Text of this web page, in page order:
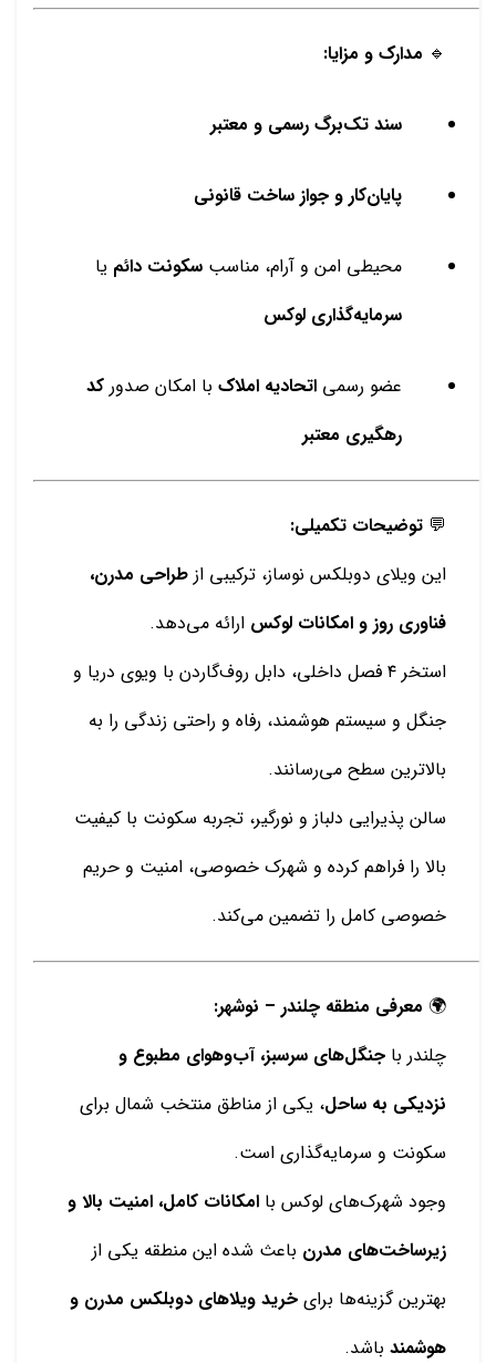
🔹 مدارک و مزایا:
سند تک‌برگ رسمی و معتبر
پایان‌کار و جواز ساخت قانونی
محیطی امن و آرام، مناسب سکونت دائم یا
سرمایه‌گذاری لوکس
عضو رسمی اتحادیه املاک با امکان صدور کد
رهگیری معتبر
💬 توضیحات تکمیلی:
این ویلای دوبلکس نوساز، ترکیبی از طراحی مدرن،
فناوری روز و امکانات لوکس ارائه می‌دهد.
استخر ۴ فصل داخلی، دابل روف‌گاردن با ویوی دریا و
جنگل و سیستم هوشمند، رفاه و راحتی زندگی را به
بالاترین سطح می‌رسانند.
سالن پذیرایی دلباز و نورگیر، تجربه سکونت با کیفیت
بالا را فراهم کرده و شهرک خصوصی، امنیت و حریم
خصوصی کامل را تضمین می‌کند.
🌍 معرفی منطقه چلندر – نوشهر:
چلندر با جنگل‌های سرسبز، آب‌وهوای مطبوع و
نزدیکی به ساحل، یکی از مناطق منتخب شمال برای
سکونت و سرمایه‌گذاری است.
وجود شهرک‌های لوکس با امکانات کامل، امنیت بالا و
زیرساخت‌های مدرن باعث شده این منطقه یکی از
بهترین گزینه‌ها برای خرید ویلاهای دوبلکس مدرن و
هوشمند باشد.